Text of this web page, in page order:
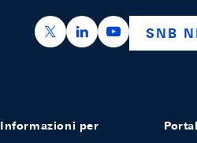
https://x.com/snb_bns
https://https://
SNB
Informazioni per